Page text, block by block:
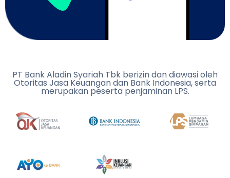
PT Bank Aladin Syariah Tbk berizin dan diawasi oleh
Otoritas Jasa Keuangan dan Bank Indonesia, serta
merupakan peserta penjaminan LPS.